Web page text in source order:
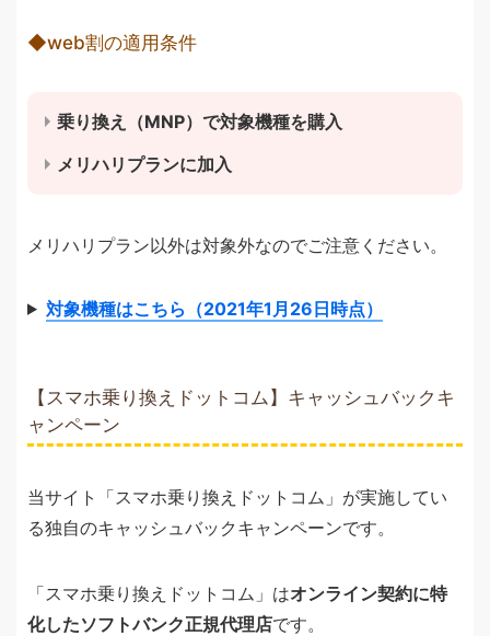
◆web割の適用条件
乗り換え（MNP）で対象機種を購入
メリハリプランに加入
メリハリプラン以外は対象外なのでご注意ください。
対象機種はこちら（2021年1月26日時点）
【スマホ乗り換えドットコム】キャッシュバックキ
ャンペーン
当サイト「スマホ乗り換えドットコム」が実施してい
る独自のキャッシュバックキャンペーンです。
「スマホ乗り換えドットコム」はオンライン契約に特
化したソフトバンク正規代理店です。